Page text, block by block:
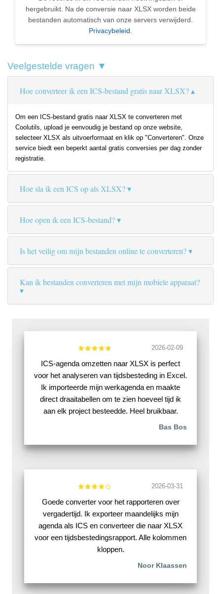
hergebruikt. Na de conversie naar XLSX worden beide
bestanden automatisch van onze servers verwijderd.
Privacybeleid
Veelgestelde vragen ▼
Hoe converteer ik een ICS-bestand gratis naar XLSX?
Om een ICS-bestand gratis naar XLSX te converteren met
Coolutils, upload je eenvoudig je bestand op onze website,
selecteer XLSX als uitvoerformaat en klik op "Converteren". Onze
service biedt een beperkt aantal gratis conversies per dag zonder
registratie.
Hoe sla ik een ICS op als XLSX?
Hoe open ik een ICS-bestand?
Is het veilig om mijn bestanden online te converteren?
Kan ik bestanden converteren met mijn mobiele apparaat?
2026-02-09
ICS-agenda omzetten naar XLSX is perfect
voor het analyseren van tijdsbesteding in Excel.
Ik importeerde mijn werkagenda en maakte
direct draaitabellen om te zien hoeveel tijd ik
aan elk project besteedde. Heel bruikbaar.
Bas Bos
2026-03-31
Goede converter voor het rapporteren over
vergadertijd. Ik exporteer maandelijks mijn
agenda als ICS en converteer die naar XLSX
voor een tijdsbestedingsrapport. Alle kolommen
kloppen.
Noor Klaassen